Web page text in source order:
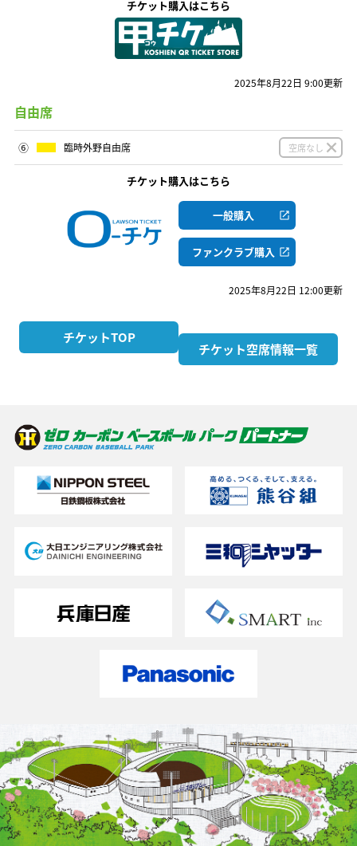
チケット購入はこちら
2025年8月22日 9:00更新
自由席
⑥ 臨時外野自由席 空席なし
チケット購入はこちら
一般購入
ファンクラブ購入
2025年8月22日 12:00更新
チケットTOP
チケット空席情報一覧